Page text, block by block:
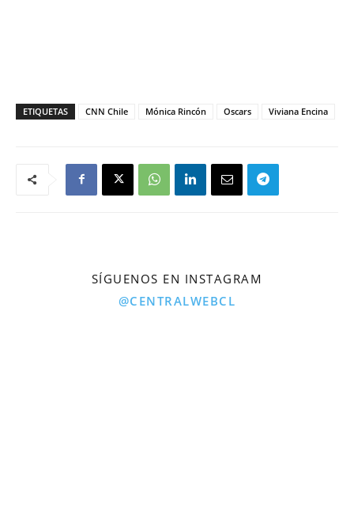
ETIQUETAS CNN Chile Mónica Rincón Oscars Viviana Encina
SÍGUENOS EN INSTAGRAM
@CENTRALWEBCL